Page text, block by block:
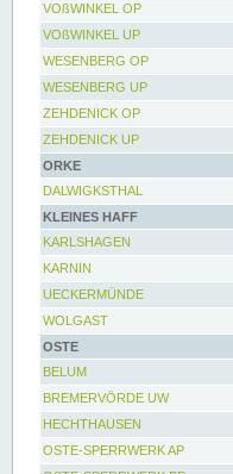
VOßWINKEL OP
VOßWINKEL UP
WESENBERG OP
WESENBERG UP
ZEHDENICK OP
ZEHDENICK UP
ORKE
DALWIGKSTHAL
KLEINES HAFF
KARLSHAGEN
KARNIN
UECKERMÜNDE
WOLGAST
OSTE
BELUM
BREMERVÖRDE UW
HECHTHAUSEN
OSTE-SPERRWERK AP